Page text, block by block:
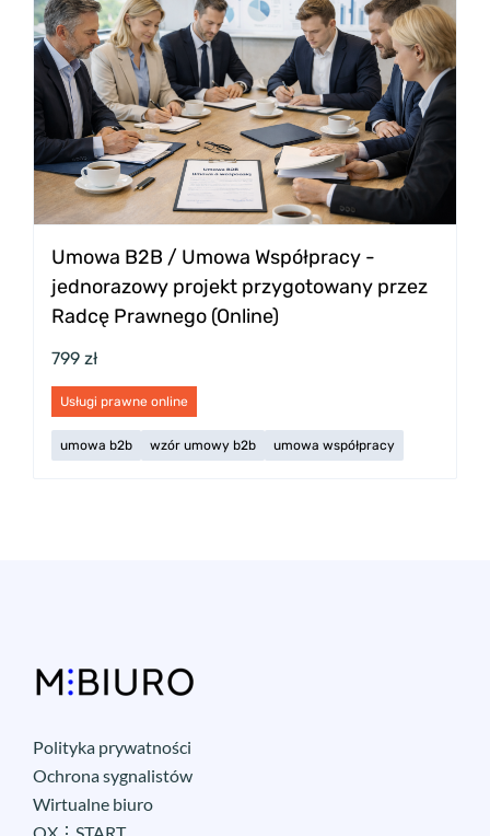
Umowa B2B / Umowa Współpracy -
jednorazowy projekt przygotowany przez
Radcę Prawnego (Online)
799 zł
Usługi prawne online
umowa b2b wzór umowy b2b umowa współpracy
Polityka prywatności
Ochrona sygnalistów
Wirtualne biuro
OX⋮START